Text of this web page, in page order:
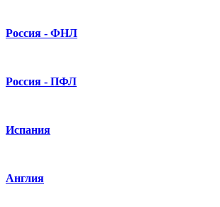
Россия - ФНЛ
Россия - ПФЛ
Испания
Англия